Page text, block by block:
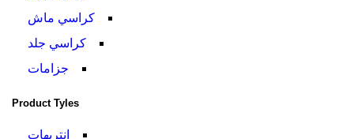
كراسي ماش
كراسي جلد
جزامات
Product Tyles
انتريهات